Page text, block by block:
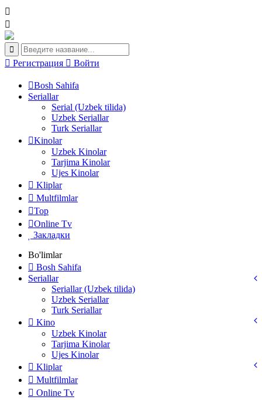
Регистрация Войти
Bosh Sahifa
Seriallar
Serial (Uzbek tilida)
Uzbek Seriallar
Turk Seriallar
Kinolar
Uzbek Kinolar
Tarjima Kinolar
Ujes Kinolar
Kliplar
Multfilmlar
Top
Online Tv
Закладки
Bo'limlar
Bosh Sahifa
Seriallar
Seriallar (Uzbek tilida)
Uzbek Seriallar
Turk Seriallar
Kino
Uzbek Kinolar
Tarjima Kinolar
Ujes Kinolar
Kliplar
Multfilmlar
Online Tv